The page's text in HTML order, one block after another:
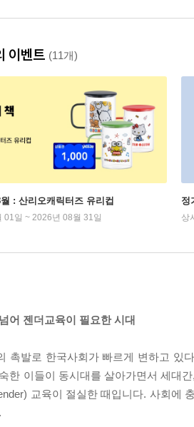
이벤트 (11개)
: 산리오캐릭터즈 유리컵
01일 ~ 2026년 08월 31일
정
상
어 젠더교육이 필요한 시대
촉발로 한국사회가 빠르게 변하고 있
한 이들이 동시대를 살아가면서 세대
교육이 절실한 때입니다. 사회에